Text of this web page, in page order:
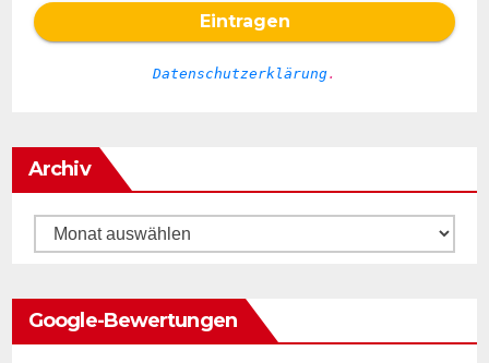
Datenschutzerklärung.
Archiv
Archiv
Google-Bewertungen